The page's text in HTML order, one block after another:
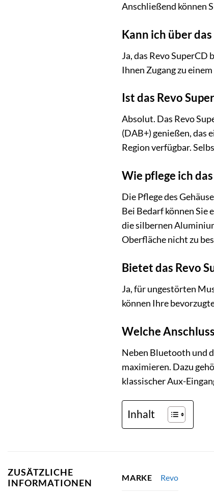
Anschließend können
Kann ich über
Ja, das Revo
Ihnen Zugang zu
Ist das Revo
Absolut. Das Revo
(DAB+) genießen, das
Region verfügbar.
Wie pflege ich
Die Pflege des
Bei Bedarf können Sie
die silbernen
Oberfläche nicht zu
Bietet das Revo
Ja, für ungestörten
können Ihre
Welche
Neben Bluetooth und
maximieren. Dazu
klassischer Aux-
Inhalt
ZUSÄTZLICHE
INFORMATIONEN
MARKE Revo